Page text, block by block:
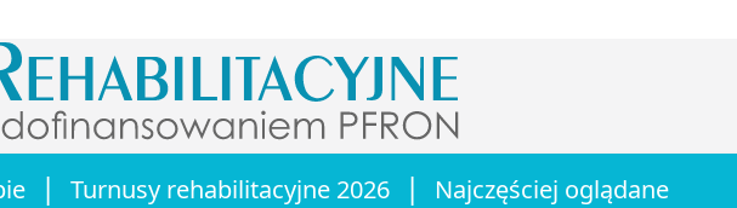
| Turnusy rehabilitacyjne 2026 | Najczęściej oglądane